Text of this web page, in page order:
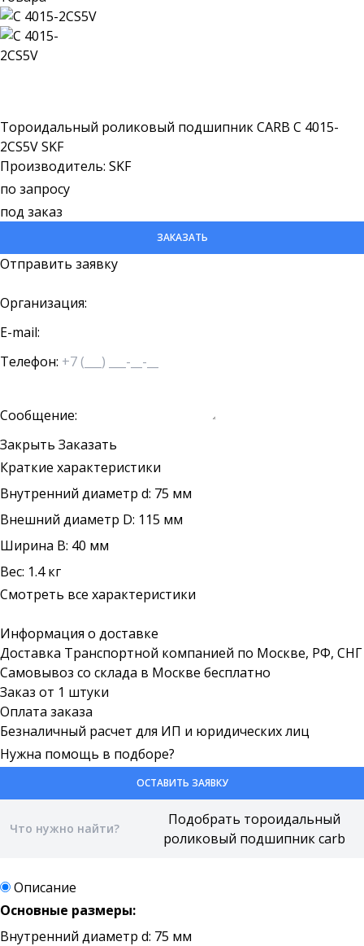
Тороидальный роликовый подшипник CARB C 4015-
2CS5V SKF
Производитель: SKF
по запросу
под заказ
ЗАКАЗАТЬ
Отправить заявку
Организация:
E-mail:
Телефон:
Сообщение:
Закрыть Заказать
Краткие характеристики
Внутренний диаметр d: 75 мм
Внешний диаметр D: 115 мм
Ширина B: 40 мм
Вес: 1.4 кг
Смотреть все характеристики
Информация о доставке
Доставка Транспортной компанией по Москве, РФ, СНГ
Самовывоз со склада в Москве бесплатно
Заказ от 1 штуки
Оплата заказа
Безналичный расчет для ИП и юридических лиц
Нужна помощь в подборе?
ОСТАВИТЬ ЗАЯВКУ
Описание
Основные размеры:
Внутренний диаметр d: 75 мм